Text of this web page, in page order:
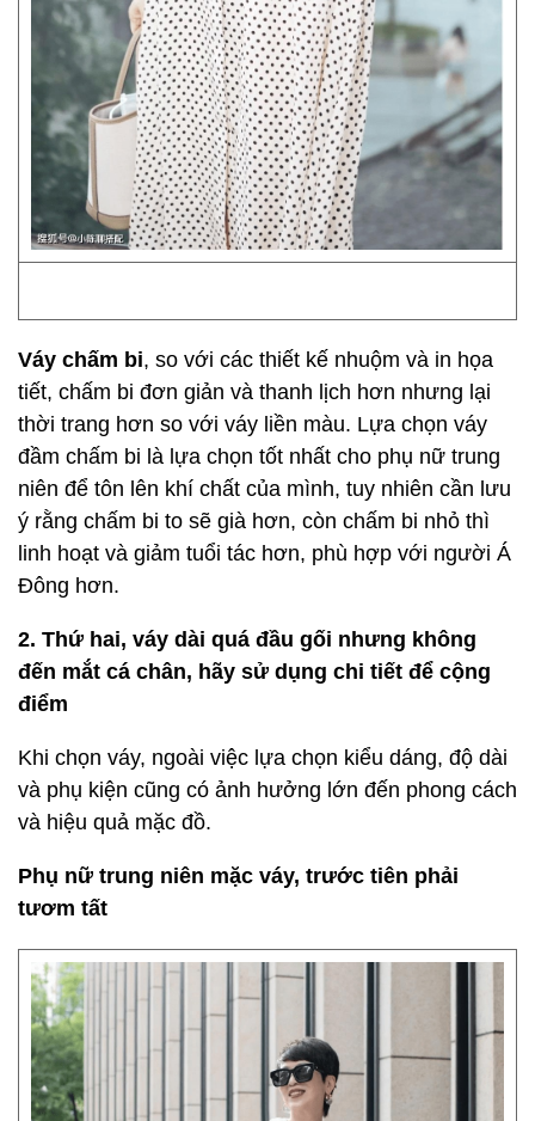
Váy chấm bi, so với các thiết kế nhuộm và in họa
tiết, chấm bi đơn giản và thanh lịch hơn nhưng lại
thời trang hơn so với váy liền màu. Lựa chọn váy
đầm chấm bi là lựa chọn tốt nhất cho phụ nữ trung
niên để tôn lên khí chất của mình, tuy nhiên cần lưu
ý rằng chấm bi to sẽ già hơn, còn chấm bi nhỏ thì
linh hoạt và giảm tuổi tác hơn, phù hợp với người Á
Đông hơn.
2. Thứ hai, váy dài quá đầu gối nhưng không
đến mắt cá chân, hãy sử dụng chi tiết để cộng
điểm
Khi chọn váy, ngoài việc lựa chọn kiểu dáng, độ dài
và phụ kiện cũng có ảnh hưởng lớn đến phong cách
và hiệu quả mặc đồ.
Phụ nữ trung niên mặc váy, trước tiên phải
tươm tất